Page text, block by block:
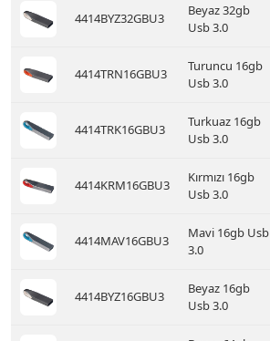
4414BYZ32GBU3
Beyaz 32gb
Usb 3.0
4414TRN16GBU3
Turuncu 16gb
Usb 3.0
4414TRK16GBU3
Turkuaz 16gb
Usb 3.0
4414KRM16GBU3
Kırmızı 16gb
Usb 3.0
4414MAV16GBU3
Mavi 16gb Usb
3.0
4414BYZ16GBU3
Beyaz 16gb
Usb 3.0